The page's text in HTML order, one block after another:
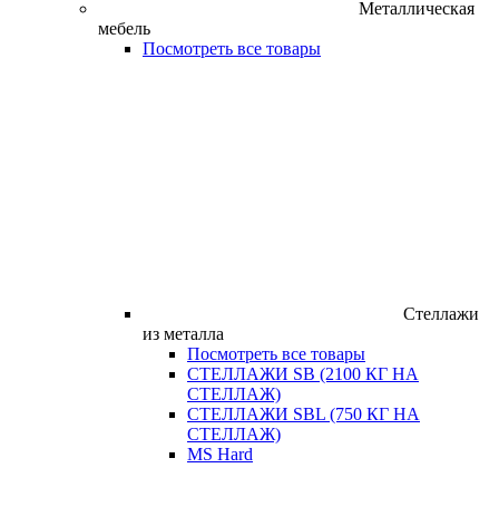
Металлическая
мебель
Посмотреть все товары
Стеллажи
из металла
Посмотреть все товары
СТЕЛЛАЖИ SB (2100 КГ НА
СТЕЛЛАЖ)
СТЕЛЛАЖИ SBL (750 КГ НА
СТЕЛЛАЖ)
MS Hard